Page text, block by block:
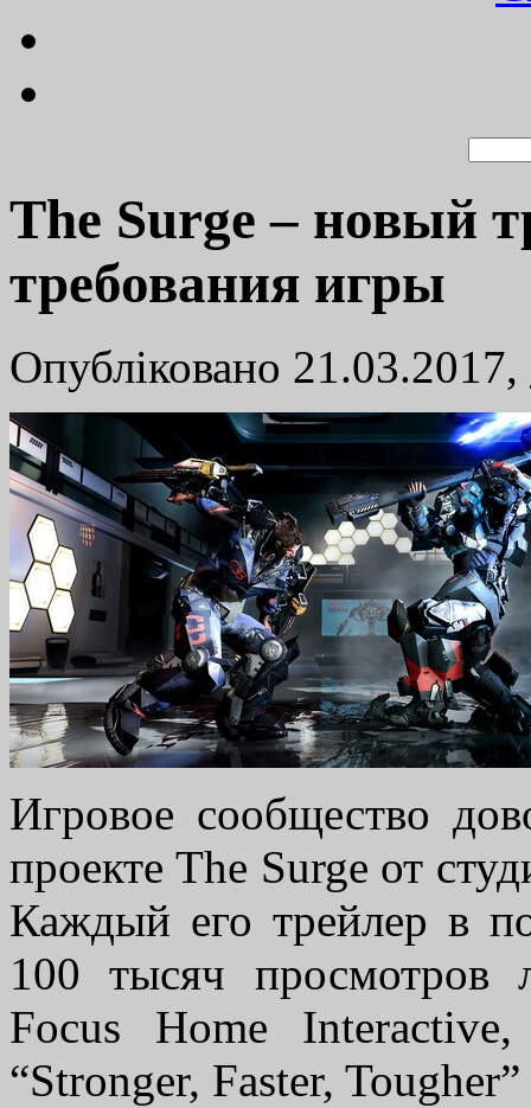
The Surge – новый
требования игры
Опубліковано 21.03.2017,
Игровое сообщество
проекте The Surge от
Каждый его трейлер в
100 тысяч просмотров
Focus Home
“Stronger, Faster,